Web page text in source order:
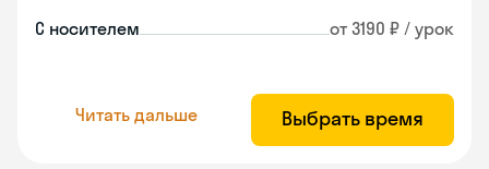
С носителем от 3190 ₽ / урок
Читать дальше Выбрать время